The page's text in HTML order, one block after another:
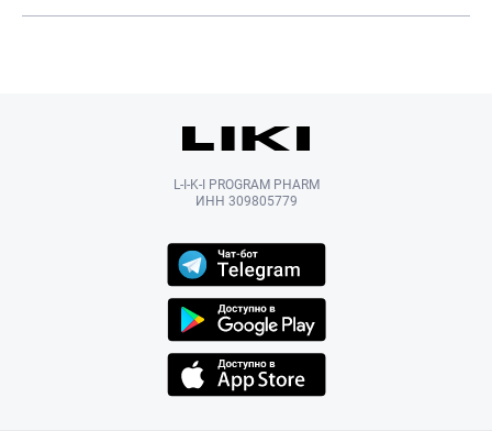
L-I-K-I PROGRAM PHARM
ИНН 309805779